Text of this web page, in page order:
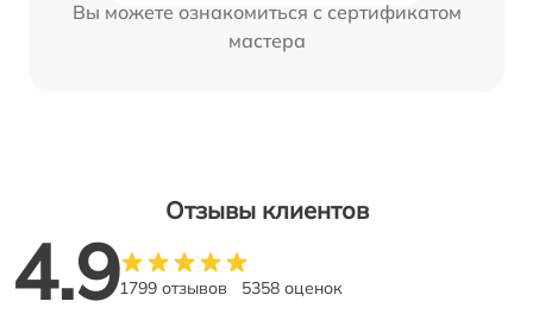
Вы можете ознакомиться с сертификатом
мастера
Отзывы клиентов
4.91799 отзывов 5358 оценок